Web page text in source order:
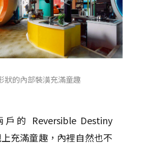
狀的內部裝潢充滿童趣
的 Reversible Destiny
充滿童趣，內裡自然也不